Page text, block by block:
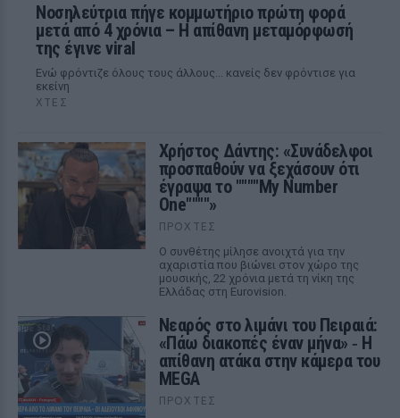
Νοσηλεύτρια πήγε κομμωτήριο πρώτη φορά
μετά από 4 χρόνια – Η απίθανη μεταμόρφωσή
της έγινε viral
Ενώ φρόντιζε όλους τους άλλους... κανείς δεν φρόντισε για
εκείνη
ΧΤΕΣ
Χρήστος Δάντης: «Συνάδελφοι
προσπαθούν να ξεχάσουν ότι
έγραψα το """"My Number
One""""»
ΠΡΟΧΤΈΣ
Ο συνθέτης μίλησε ανοιχτά για την
αχαριστία που βιώνει στον χώρο της
μουσικής, 22 χρόνια μετά τη νίκη της
Ελλάδας στη Eurovision.
Νεαρός στο λιμάνι του Πειραιά:
«Πάω διακοπές έναν μήνα» ‑ Η
απίθανη ατάκα στην κάμερα του
MEGA
ΠΡΟΧΤΈΣ